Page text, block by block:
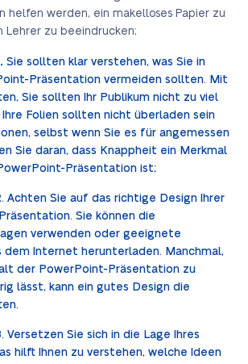
helfen werden, ein makelloses Papier zu
Lehrer zu beeindrucken;
Sie sollten klar verstehen, was Sie in
Präsentation vermeiden sollten. Mit
Sie sollten Ihr Publikum nicht zu viel
Ihre Folien sollten nicht überladen sein
selbst wenn Sie es für angemessen
Sie daran, dass Knappheit ein Merkmal
Präsentation ist;
. Achten Sie auf das richtige Design Ihrer
Sie können die
verwenden oder geeignete
dem Internet herunterladen. Manchmal,
der PowerPoint-Präsentation zu
lässt, kann ein gutes Design die
. Versetzen Sie sich in die Lage Ihres
hilft Ihnen zu verstehen, welche Ideen